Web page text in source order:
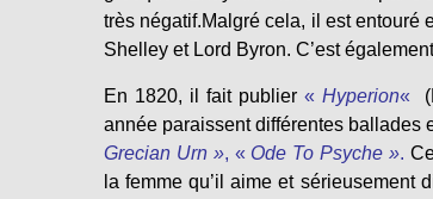
très négatif.Malgré cela, il est entouré
Shelley et Lord Byron. C’est
En 1820, il fait publier« Hyperion«
année paraissent différentes ballades
Grecian Urn », « Ode To Psyche ».
la femme qu’il aime et sérieusement